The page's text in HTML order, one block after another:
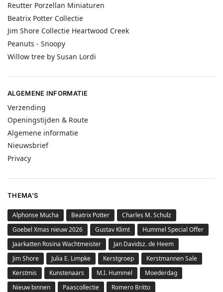
Reutter Porzellan Miniaturen
Beatrix Potter Collectie
Jim Shore Collectie Heartwood Creek
Peanuts - Snoopy
Willow tree by Susan Lordi
ALGEMENE INFORMATIE
Verzending
Openingstijden & Route
Algemene informatie
Nieuwsbrief
Privacy
THEMA’S
Alphonse Mucha Beatrix Potter
Charles M. Schulz
Goebel Xmas nieuw 2026
Gustav Klimt
Hummel Special Offer
Jaarkatten Rosina Wachtmeister
Jan Davidsz. de Heem
Jim Shore
Julia E. Limpke Kerstgroep
Kerstmannen Sale
Kerstmis
Kunstenaars M.I. Hummel
Moederdag
Nieuw binnen
Paascollectie
Romero Britto